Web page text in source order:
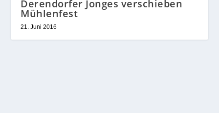
Derendorfer Jonges verschieben
Mühlenfest
21. Juni 2016